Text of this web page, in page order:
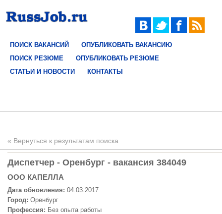
ПОИСК ВАКАНСИЙ
ОПУБЛИКОВАТЬ ВАКАНСИЮ
ПОИСК РЕЗЮМЕ
ОПУБЛИКОВАТЬ РЕЗЮМЕ
СТАТЬИ И НОВОСТИ
КОНТАКТЫ
« Вернуться к результатам поиска
Диспетчер - Оренбург - вакансия 384049
ООО КАПЕЛЛА
Дата обновления: 04.03.2017
Город: Оренбург
Профессия: Без опыта работы